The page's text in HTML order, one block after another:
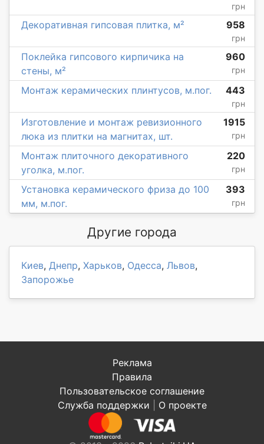
грн
Декоративная гипсовая плитка, м² 958
грн
Поклейка гипсового кирпичика на
стены, м²
960
грн
Монтаж керамических плинтусов, м.пог. 443
грн
Изготовление и монтаж ревизионного
люка из плитки на магнитах, шт.
1915
грн
Монтаж плиточного декоративного
уголка, м.пог.
220
грн
Установка керамического фриза до 100
мм, м.пог.
393
грн
Другие города
Киев, Днепр, Харьков, Одесса, Львов,
Запорожье
Реклама
Правила
Пользовательское соглашение
Служба поддержки
О проекте